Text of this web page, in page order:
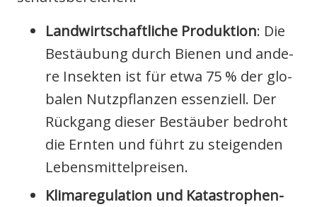
Land­wirt­schaft­li­che Pro­duk­ti­on: Die
Bestäu­bung durch Bie­nen und ande­
re Insek­ten ist für etwa 75 % der glo­
ba­len Nutz­pflan­zen essen­zi­ell. Der
Rück­gang die­ser Bestäu­ber bedroht
die Ern­ten und führt zu stei­gen­den
Lebens­mit­tel­prei­sen.
Kli­ma­re­gu­la­ti­on und Kata­stro­phen­